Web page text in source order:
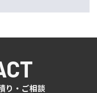
り・ご相談